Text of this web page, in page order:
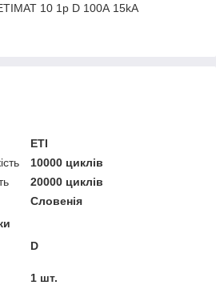
10 1p D 100А 15kA
ETI
10000 циклів
20000 циклів
Словенія
D
1 шт.